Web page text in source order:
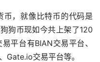
，就像比特币的代码是
狗币现如今共上架了120
平台有BIAN交易平台、
Gate.io交易平台等。